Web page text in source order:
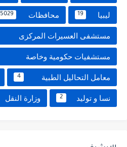
ليبيا 19 محافظات 5029
مستشفى العسيرات المركزى
مستشفيات حكومية وخاصة
معامل التحاليل الطبية 4
نسا و توليد 2 وزارة النقل